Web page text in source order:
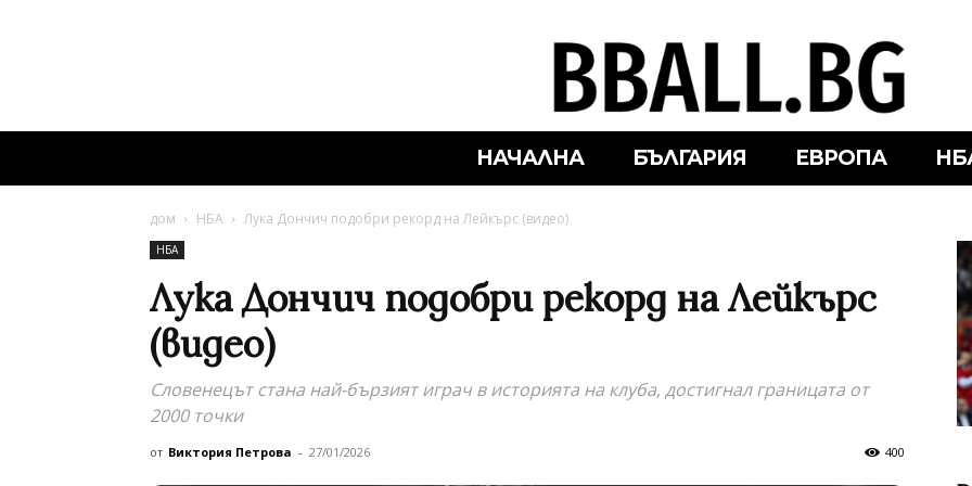
НАЧАЛНА БЪЛГАРИЯ ЕВРОПА
дом НБА Лука Дончич подобри рекорд на Лейкърс (видео)
НБА
Лука Дончич подобри рекорд на Лейкърс
(видео)
Словенецът стана най-бързият играч в историята на клуба, достигнал границата от
2000 точки
от Виктория Петрова - 27/01/2026 400